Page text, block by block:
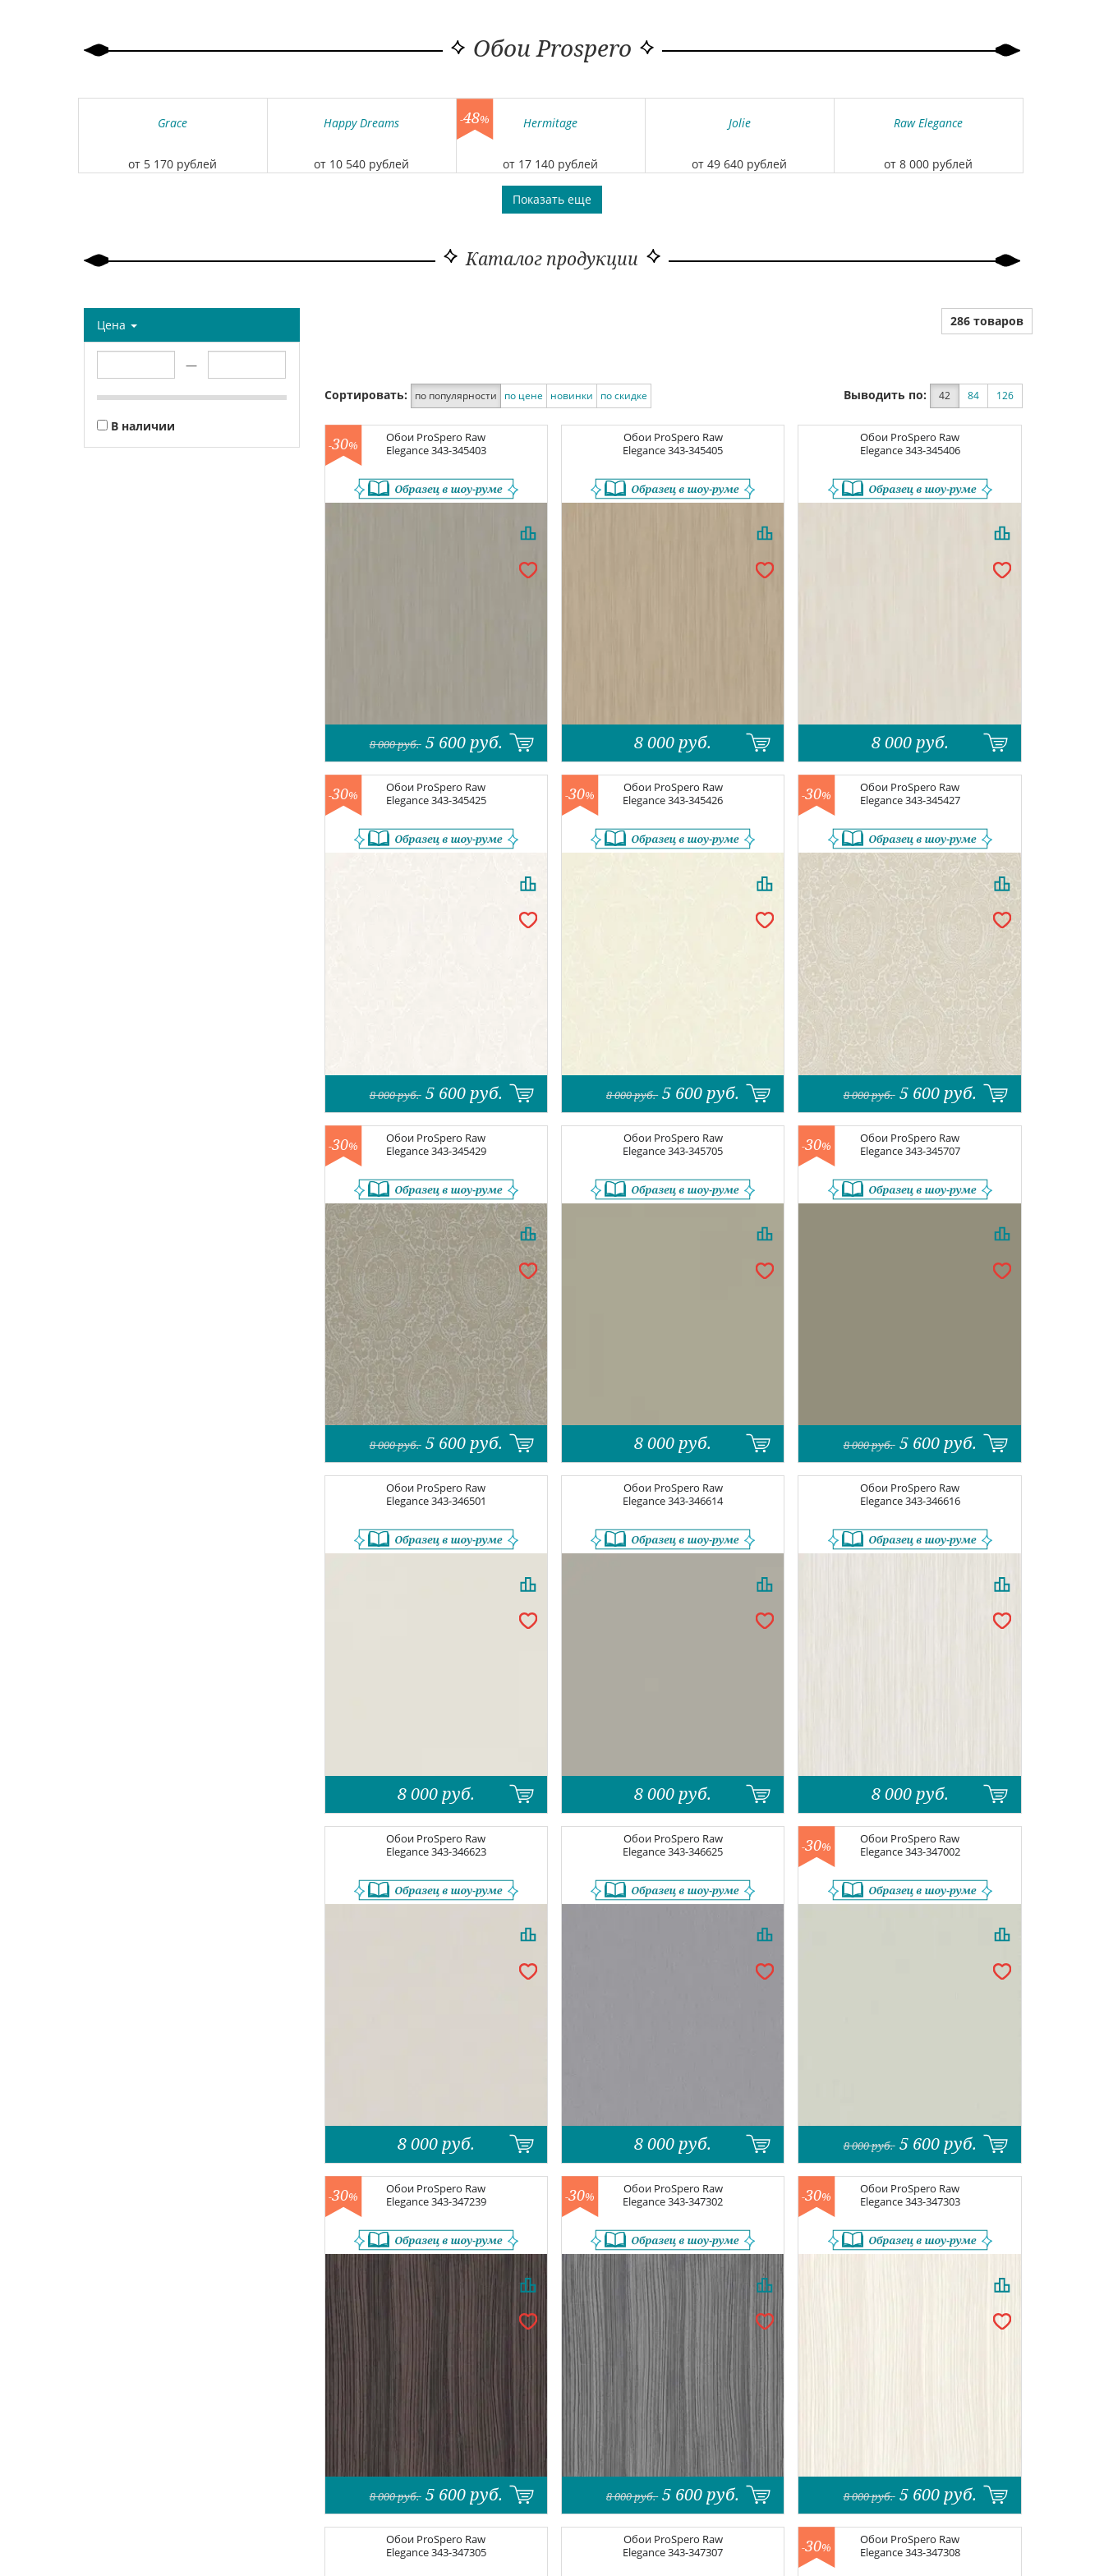
Обои Prospero
Grace
от 5 170 рублей
Happy Dreams
от 10 540 рублей
Hermitage
-48%
от 17 140 рублей
Jolie
от 49 640 рублей
Raw Elegance
от 8 000 рублей
Показать еще
Каталог продукции
Цена
—
В наличии
286 товаров
Сортировать: по популярности по цене новинки по скидке Выводить по: 42 84 126
Обои ProSpero Raw
Elegance343-345403
-30%
8 000руб. 5 600 руб.
Обои ProSpero Raw
Elegance343-345405
8 000 руб.
Обои ProSpero Raw
Elegance343-345406
8 000 руб.
Обои ProSpero Raw
Elegance343-345425
-30%
8 000руб. 5 600 руб.
Обои ProSpero Raw
Elegance343-345426
-30%
8 000руб. 5 600 руб.
Обои ProSpero Raw
Elegance343-345427
-30%
8 000руб. 5 600 руб.
Обои ProSpero Raw
Elegance343-345429
-30%
8 000руб. 5 600 руб.
Обои ProSpero Raw
Elegance343-345705
8 000 руб.
Обои ProSpero Raw
Elegance343-345707
-30%
8 000руб. 5 600 руб.
Обои ProSpero Raw
Elegance343-346501
8 000 руб.
Обои ProSpero Raw
Elegance343-346614
8 000 руб.
Обои ProSpero Raw
Elegance343-346616
8 000 руб.
Обои ProSpero Raw
Elegance343-346623
8 000 руб.
Обои ProSpero Raw
Elegance343-346625
8 000 руб.
Обои ProSpero Raw
Elegance343-347002
-30%
8 000руб. 5 600 руб.
Обои ProSpero Raw
Elegance343-347239
-30%
8 000руб. 5 600 руб.
Обои ProSpero Raw
Elegance343-347302
-30%
8 000руб. 5 600 руб.
Обои ProSpero Raw
Elegance343-347303
-30%
8 000руб. 5 600 руб.
Обои ProSpero Raw
Elegance343-347305
Обои ProSpero Raw
Elegance343-347307
Обои ProSpero Raw
Elegance343-347308
-30%